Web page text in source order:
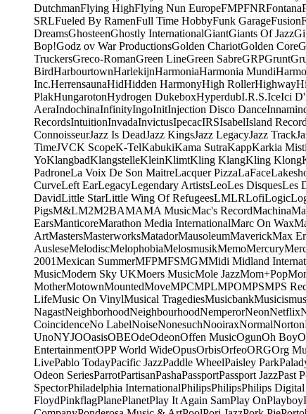
DutchmanFlying HighFlying Nun EuropeFMPFNRFontana
SRLFueled By RamenFull Time HobbyFunk GarageFusion
DreamsGhosteenGhostly InternationalGiantGiants Of Jazz
Bop!Godz ov War ProductionsGolden ChariotGolden Core
TruckersGreco-RomanGreen LineGreen SabreGRPGrunt
BirdHarbourtownHarlekijnHarmoniaHarmonia Mundi
Inc.HerrensaunaHidHidden HarmonyHigh RollerHighway
PlakHungarotonHydrogen DukeboxHyperdubI.R.S.IceIci
AeraIndochinaInfinityIngoInitInjection Disco Dance
RecordsIntuitionInvadaInvictusIpecacIRSIsabelIsland
ConnoisseurJazz Is DeadJazz KingsJazz LegacyJazz Track
TimeJVCK ScopeK-TelKabukiKama SutraKappKarkia
YoKlangbadKlangstelleKleinKlimtKling KlangKling Klong
PadroneLa Voix De Son MaitreLacquer PizzaLaFace
CurveLeft EarLegacyLegendary ArtistsLeoLes DisquesLes
DavidLittle StarLittle Wing Of RefugeesLMLRLofiLogic
PigsM&LM2M2BAMAMA MusicMac's RecordMachina
EarsManticoreMarathon Media InternationalMarc On Wax
ArtMastersMasterworksMatadorMausoleumMaverickMax
AusleseMelodiscMelophobiaMelosmusikMemoMercury
2001Mexican SummerMFPMFSMGMMidi Midland
MusicModern Sky UKMoers MusicMole JazzMom+Pop
MotherMotownMountedMoveMPCMPLMPOMPSMPS
LifeMusic On VinylMusical TragediesMusicbank
NagastNeighborhoodNeighbourhoodNemperorNeonNetflix
CoincidenceNo LabelNoiseNonesuchNooiraxNormalNorton
UnoNYJOOasisOBEOdeOdeonOffen MusicOgunOh Boy
EntertainmentOPP World WideOpusOrbisOrfeoORGOrg
LivePablo TodayPacific JazzPaddle WheelPaisley Park
Odeon SeriesParrotPartisanPashaPassportPassport JazzPast
SpectorPhiladelphia InternationalPhilipsPhilipsPhilips Digital
FloydPinkflagPlanePlanetPlay It Again SamPlay OnPlayboy